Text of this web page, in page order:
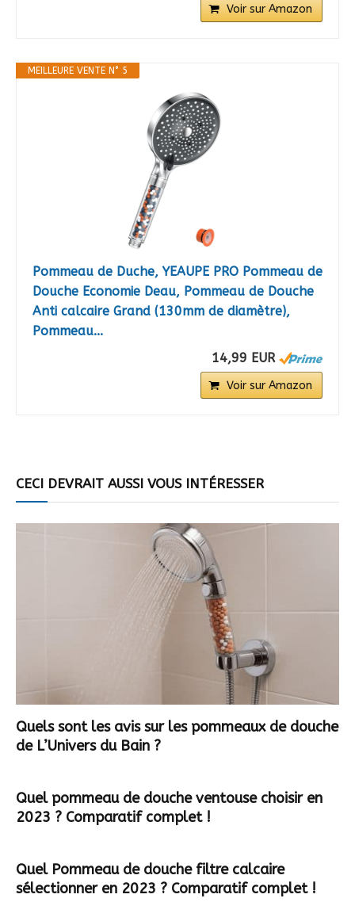
Voir sur Amazon
MEILLEURE VENTE N° 5
Pommeau de Duche, YEAUPE PRO Pommeau de
Douche Economie Deau, Pommeau de Douche
Anti calcaire Grand (130mm de diamètre),
Pommeau...
14,99 EUR
Voir sur Amazon
CECI DEVRAIT AUSSI VOUS INTÉRESSER
Quels sont les avis sur les pommeaux de douche
de L’Univers du Bain ?
Quel pommeau de douche ventouse choisir en
2023 ? Comparatif complet !
Quel Pommeau de douche filtre calcaire
sélectionner en 2023 ? Comparatif complet !